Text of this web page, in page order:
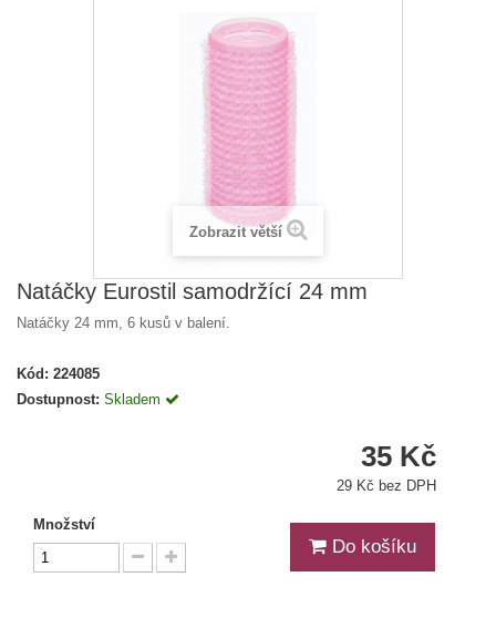
Zobrazit větší
Natáčky Eurostil samodržící 24 mm
Natáčky 24 mm, 6 kusů v balení.
Kód: 224085
Dostupnost: Skladem
35 Kč
29 Kč bez DPH
Množství
Do košíku